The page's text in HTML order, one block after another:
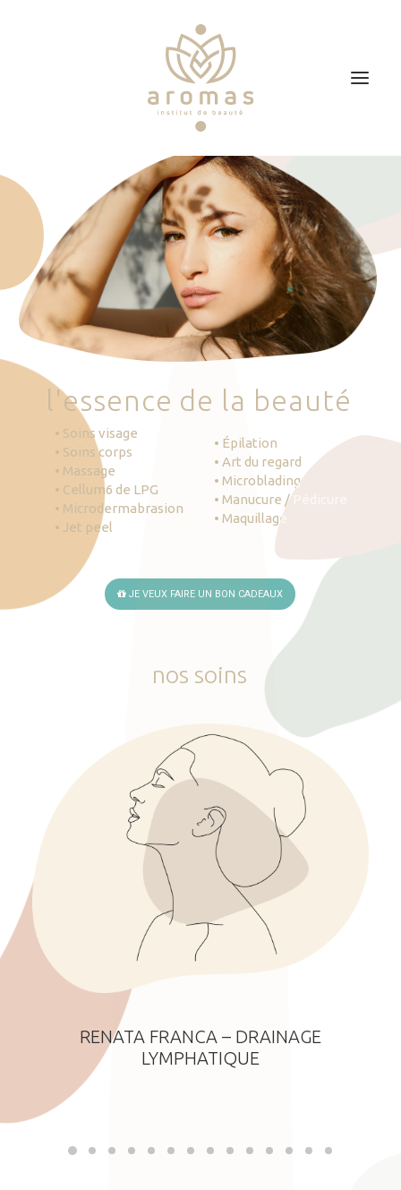
Soins
Je veux faire un bon cadeau
Plan d’accès
Prendre RDV
'essence de la beauté
• Soins visage
• Soins corps
• Massage
• Cellum6 de LPG
• Microdermabrasion
• Jet peel
• Épilation
• Art du regard
• Microblading
• Manucure / Pédicure
• Maquillage
JE VEUX FAIRE UN BON CADEAUX
nos soins
RENATA FRANCA – DRAINAGE
LYMPHATIQUE